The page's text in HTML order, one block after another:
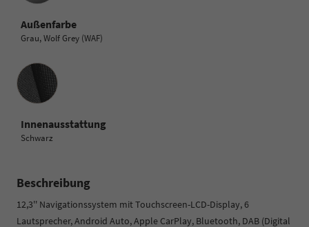
Außenfarbe
Grau, Wolf Grey (WAF)
Innenausstattung
Innenausstattung
Schwarz
Beschreibung
12,3'' Navigationssystem mit Touchscreen-LCD-Display, 6
Lautsprecher, Android Auto, Apple CarPlay, Bluetooth, DAB (Digital